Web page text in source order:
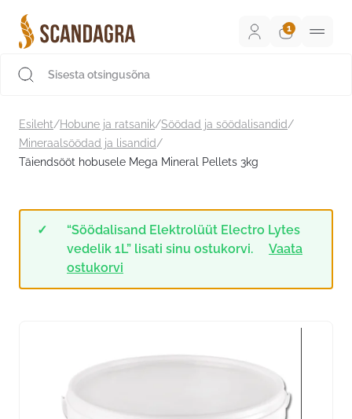
sisu
juurde
Esileht/Hobune ja ratsanik/Söödad ja söödalisandid/
Mineraalsöödad ja lisandid/
Täiendsööt hobusele Mega Mineral Pellets 3kg
“Söödalisand Elektrolüüt Electro Lytes
vedelik 1L” lisati sinu ostukorvi.
Vaata
ostukorvi